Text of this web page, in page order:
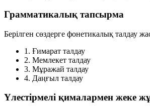
Грамматикалық тапсырма
Берілген сөздерге фонетикалық талдау
1. Ғимарат талдау
2. Мемлекет талдау
3. Мұражай талдау
4. Даңғыл талдау
Үлестірмелі қималармен жеке